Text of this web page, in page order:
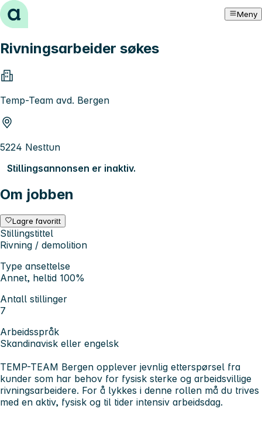
Hopp til innhold Meny
Rivningsarbeider søkes
Temp-Team avd. Bergen
5224 Nesttun
Stillingsannonsen er inaktiv.
Om jobben
Lagre favoritt
Stillingstittel
Rivning / demolition
Type ansettelse
Annet, heltid 100%
Antall stillinger
7
Arbeidsspråk
Skandinavisk eller engelsk
TEMP-TEAM Bergen opplever jevnlig etterspørsel fra
kunder som har behov for fysisk sterke og arbeidsvillige
rivningsarbeidere. For å lykkes i denne rollen må du trives
med en aktiv, fysisk og til tider intensiv arbeidsdag.